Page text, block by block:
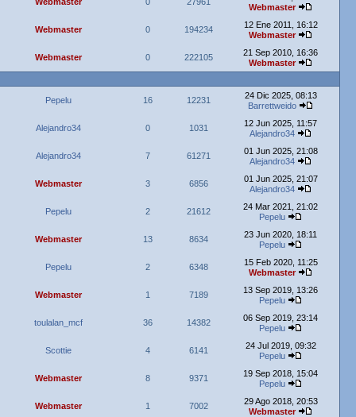
Webmaster
Webmaster 0 194234
12 Ene 2011, 16:12
Webmaster
Webmaster 0 222105
21 Sep 2010, 16:36
Webmaster
Pepelu 16 12231
24 Dic 2025, 08:13
Barrettweido
Alejandro34 0 1031
12 Jun 2025, 11:57
Alejandro34
Alejandro34 7 61271
01 Jun 2025, 21:08
Alejandro34
Webmaster 3 6856
01 Jun 2025, 21:07
Alejandro34
Pepelu 2 21612
24 Mar 2021, 21:02
Pepelu
Webmaster 13 8634
23 Jun 2020, 18:11
Pepelu
Pepelu 2 6348
15 Feb 2020, 11:25
Webmaster
Webmaster 1 7189
13 Sep 2019, 13:26
Pepelu
toulalan_mcf 36 14382
06 Sep 2019, 23:14
Pepelu
Scottie 4 6141
24 Jul 2019, 09:32
Pepelu
Webmaster 8 9371
19 Sep 2018, 15:04
Pepelu
Webmaster 1 7002
29 Ago 2018, 20:53
Webmaster